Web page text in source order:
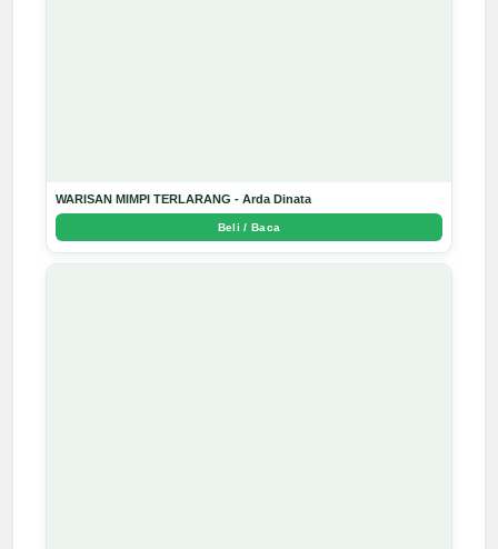
WARISAN MIMPI TERLARANG - Arda Dinata
Beli / Baca